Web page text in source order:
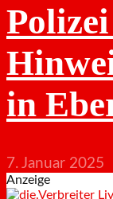
in
7. Januar 2025
Anzeige